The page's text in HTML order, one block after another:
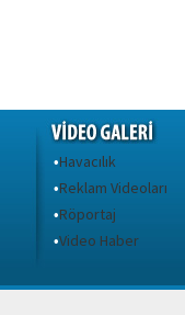
•Havacılık
•Reklam Videoları
•Röportaj
•Video Haber